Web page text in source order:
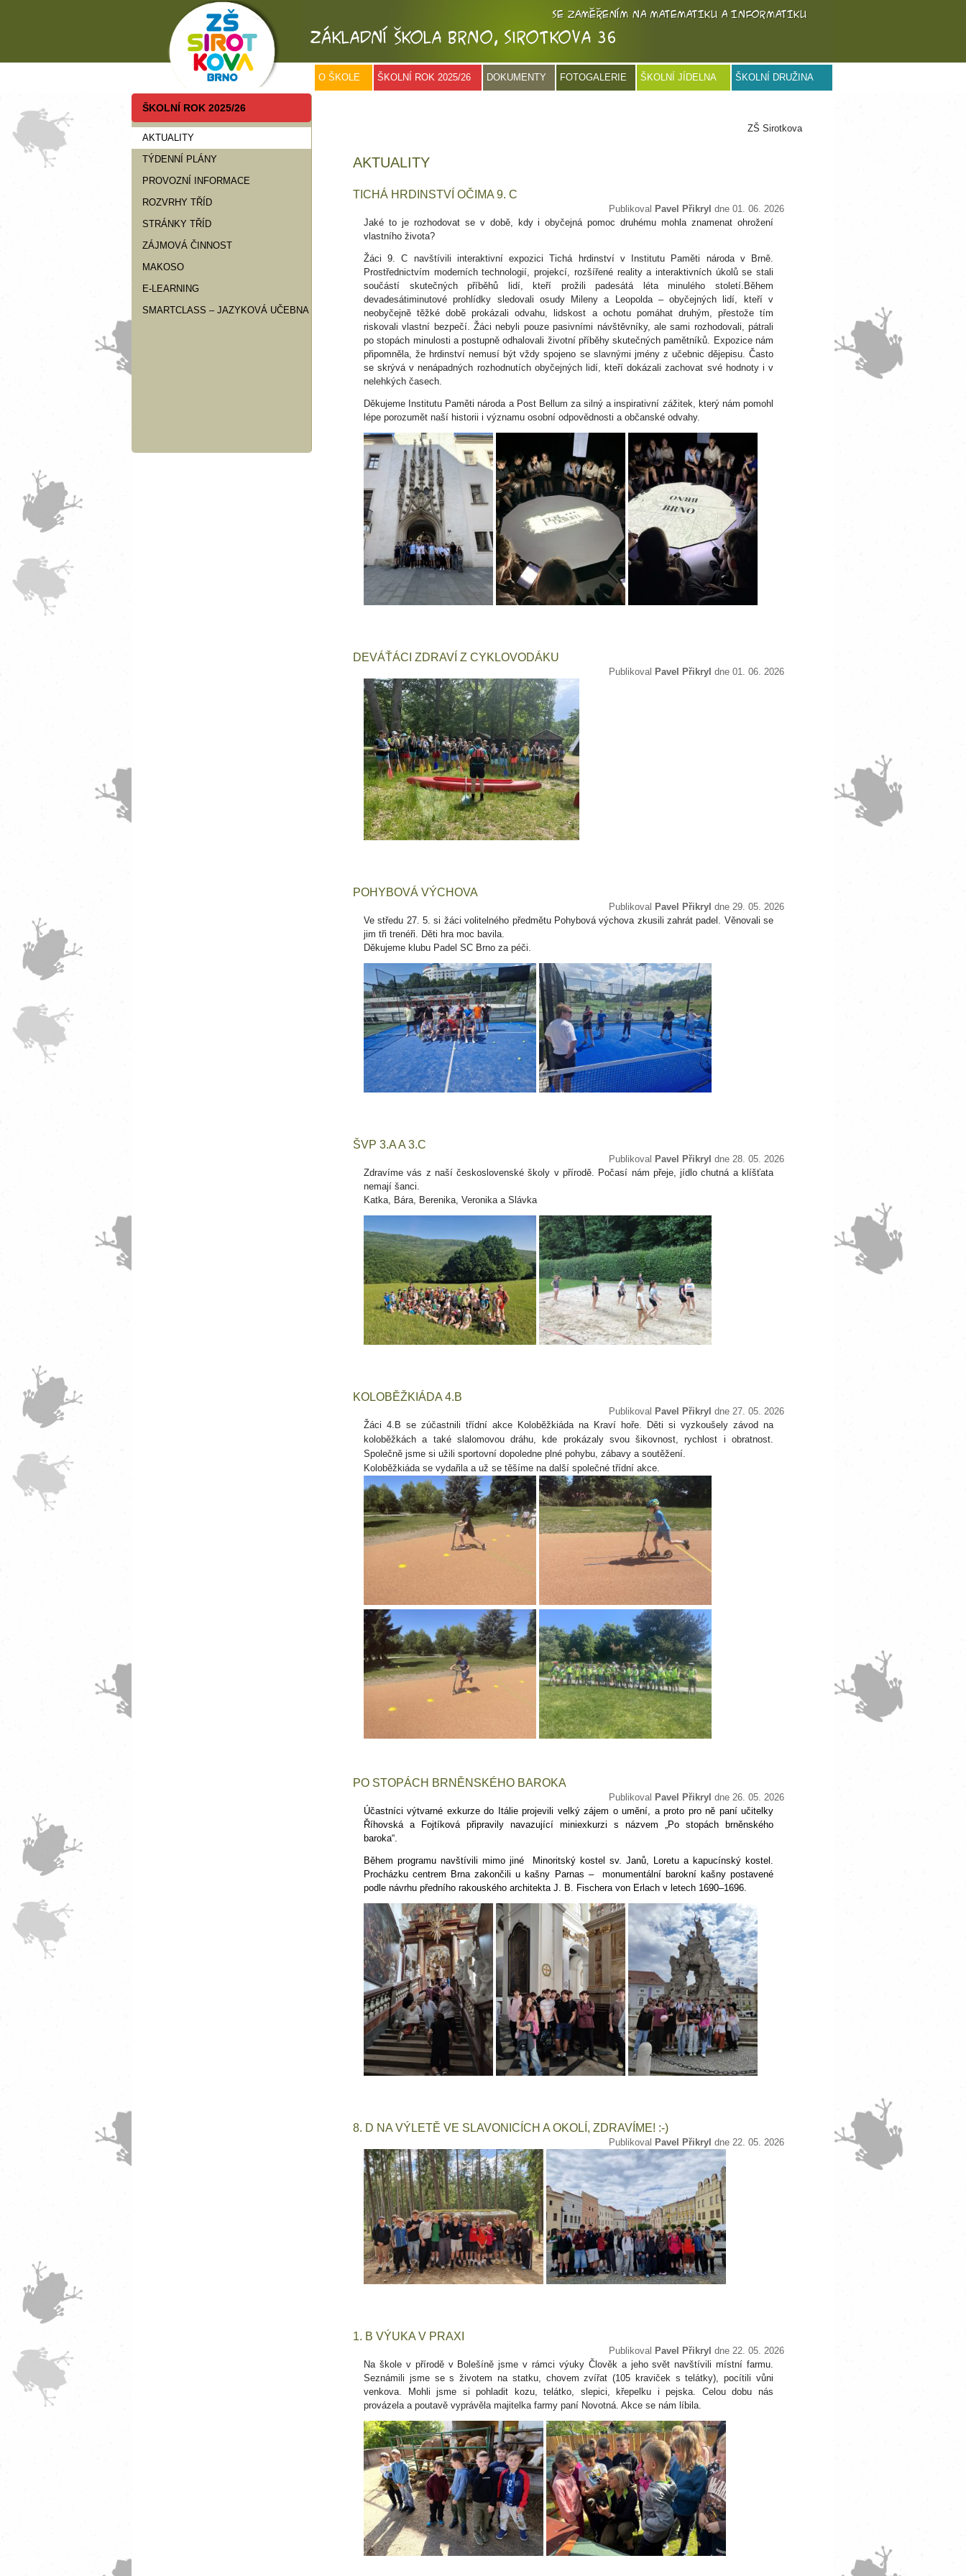
O ŠKOLE ŠKOLNÍ ROK 2025/26 DOKUMENTY FOTOGALERIE ŠKOLNÍ DRUŽINA
ŠKOLNÍ JÍDELNA
ŠKOLNÍ ROK 2025/26
AKTUALITY
TÝDENNÍ PLÁNY
PROVOZNÍ INFORMACE
ROZVRHY TŘÍD
STRÁNKY TŘÍD
ZÁJMOVÁ ČINNOST
MAKOSO
E-LEARNING
SMARTCLASS – JAZYKOVÁ UČEBNA
ZŠ Sirotkova
AKTUALITY
TICHÁ HRDINSTVÍ OČIMA 9. C
Publikoval Pavel Přikryl dne 01. 06. 2026
Jaké to je rozhodovat se v době, kdy i obyčejná pomoc druhému mohla znamenat ohrožení
vlastního života?
Žáci 9. C navštívili interaktivní expozici Tichá hrdinství v Institutu Paměti národa v Brně.
Prostřednictvím moderních technologií, projekcí, rozšířené reality a interaktivních úkolů se stali
součástí skutečných příběhů lidí, kteří prožili padesátá léta minulého století.Během
devadesátiminutové prohlídky sledovali osudy Mileny a Leopolda – obyčejných lidí, kteří v
neobyčejně těžké době prokázali odvahu, lidskost a ochotu pomáhat druhým, přestože tím
riskovali vlastní bezpečí. Žáci nebyli pouze pasivními návštěvníky, ale sami rozhodovali, pátrali
po stopách minulosti a postupně odhalovali životní příběhy skutečných pamětníků. Expozice nám
připomněla, že hrdinství nemusí být vždy spojeno se slavnými jmény z učebnic dějepisu. Často
se skrývá v nenápadných rozhodnutích obyčejných lidí, kteří dokázali zachovat své hodnoty i v
nelehkých časech.
Děkujeme Institutu Paměti národa a Post Bellum za silný a inspirativní zážitek, který nám pomohl
lépe porozumět naší historii i významu osobní odpovědnosti a občanské odvahy.
DEVÁŤÁCI ZDRAVÍ Z CYKLOVODÁKU
Publikoval Pavel Přikryl dne 01. 06. 2026
POHYBOVÁ VÝCHOVA
Publikoval Pavel Přikryl dne 29. 05. 2026
Ve středu 27. 5. si žáci volitelného předmětu Pohybová výchova zkusili zahrát padel. Věnovali se
jim tři trenéři. Děti hra moc bavila.
Děkujeme klubu Padel SC Brno za péči.
ŠVP 3.A A 3.C
Publikoval Pavel Přikryl dne 28. 05. 2026
Zdravíme vás z naší československé školy v přírodě. Počasí nám přeje, jídlo chutná a klíšťata
nemají šanci.
Katka, Bára, Berenika, Veronika a Slávka
KOLOBĚŽKIÁDA 4.B
Publikoval Pavel Přikryl dne 27. 05. 2026
Žáci 4.B se zúčastnili třídní akce Koloběžkiáda na Kraví hoře. Děti si vyzkoušely závod na
koloběžkách a také slalomovou dráhu, kde prokázaly svou šikovnost, rychlost i obratnost.
Společně jsme si užili sportovní dopoledne plné pohybu, zábavy a soutěžení.
Koloběžkiáda se vydařila a už se těšíme na další společné třídní akce.
PO STOPÁCH BRNĚNSKÉHO BAROKA
Publikoval Pavel Přikryl dne 26. 05. 2026
Účastníci výtvarné exkurze do Itálie projevili velký zájem o umění, a proto pro ně paní učitelky
Říhovská a Fojtíková připravily navazující miniexkurzi s názvem „Po stopách brněnského
baroka“.
Během programu navštívili mimo jiné Minoritský kostel sv. Janů, Loretu a kapucínský kostel.
Procházku centrem Brna zakončili u kašny Parnas – monumentální barokní kašny postavené
podle návrhu předního rakouského architekta J. B. Fischera von Erlach v letech 1690–1696.
8. D NA VÝLETĚ VE SLAVONICÍCH A OKOLÍ, ZDRAVÍME! :-)
Publikoval Pavel Přikryl dne 22. 05. 2026
1. B VÝUKA V PRAXI
Publikoval Pavel Přikryl dne 22. 05. 2026
Na škole v přírodě v Bolešíně jsme v rámci výuky Člověk a jeho svět navštívili místní farmu.
Seznámili jsme se s životem na statku, chovem zvířat (105 kraviček s telátky), pocítili vůni
venkova. Mohli jsme si pohladit kozu, telátko, slepici, křepelku i pejska. Celou dobu nás
provázela a poutavě vyprávěla majitelka farmy paní Novotná. Akce se nám líbila.